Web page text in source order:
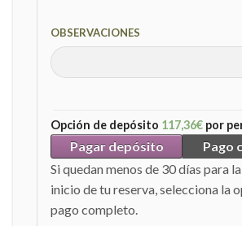
OBSERVACIONES
Opción de depósito 117,36€ por
Pagar depósito
Pago
Si quedan menos de 30 días para
inicio de tu reserva, selecciona la
pago completo.